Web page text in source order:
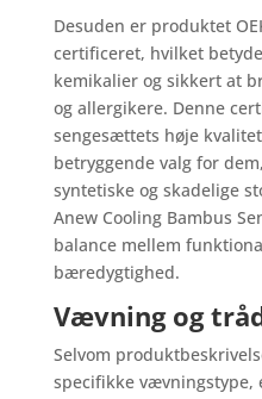
Desuden er produktet
certificeret, hvilket
kemikalier og sikkert at
og allergikere. Denne
sengesættets høje
betryggende valg for
syntetiske og skadelige
Anew Cooling Bambus
balance mellem
bæredygtighed.
Vævning og
Selvom
specifikke vævningstype,